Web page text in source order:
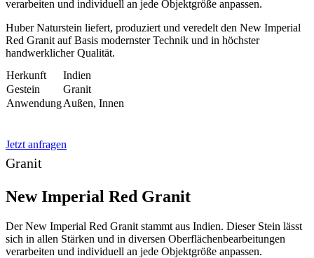
verarbeiten und individuell an jede Objektgröße anpassen.
Huber Naturstein liefert, produziert und veredelt den New Imperial
Red Granit auf Basis modernster Technik und in höchster
handwerklicher Qualität.
Herkunft
Indien
Gestein
Granit
AnwendungAußen, Innen
Jetzt anfragen
Granit
New Imperial Red Granit
Der New Imperial Red Granit stammt aus Indien. Dieser Stein lässt
sich in allen Stärken und in diversen Oberflächenbearbeitungen
verarbeiten und individuell an jede Objektgröße anpassen.